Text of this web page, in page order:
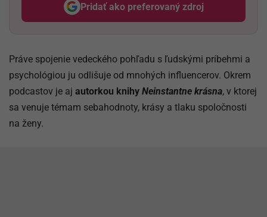
Pridať ako preferovaný zdroj
Odzadu, odkaz sa otvorí v
Práve spojenie vedeckého pohľadu s ľudskými príbehmi a
psychológiou ju odlišuje od mnohých influencerov. Okrem
podcastov je aj autorkou knihy Neinstantne krásna, v ktorej
sa venuje témam sebahodnoty, krásy a tlaku spoločnosti
na ženy.